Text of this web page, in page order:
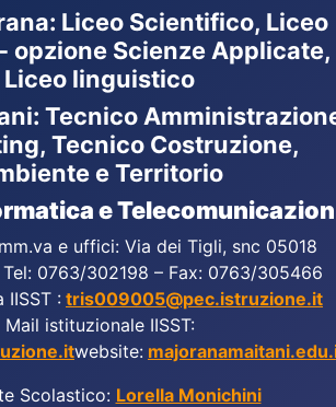
: Liceo Scientifico, Liceo
opzione Scienze Applicate,
Liceo linguistico
Tecnico
Tecnico Costruzione,
e Territorio
e
e uffici: Via dei Tigli, snc 05018
0763/302198 – Fax: 0763/305466
IISST :tris009005@pec.istruzione.it
Mail istituzionale IISST:
website:
Scolastico: Lorella Monichini